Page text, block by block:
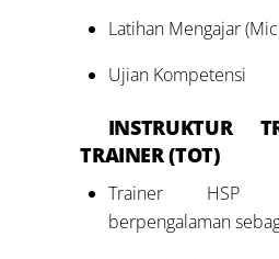
Latihan Mengajar
Ujian Kompetensi
INSTRUKTUR
TRAINER (TOT)
Trainer HSP
berpengalaman